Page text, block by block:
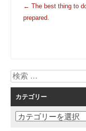
投
稿
シ
ョ
ン
← The best thing to
prepared.
検
索
カテゴリー
カ